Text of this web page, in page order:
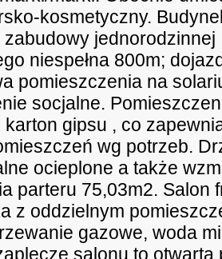
kosmetyczny.
jednorodzinnej
niespełna 800m;
pomieszczenia na
socjalne.
gipsu , co
wg potrzeb.
ocieplone a także
parteru 75,03m2. Salon
z oddzielnym
gazowe, woda
salonu to otwarta